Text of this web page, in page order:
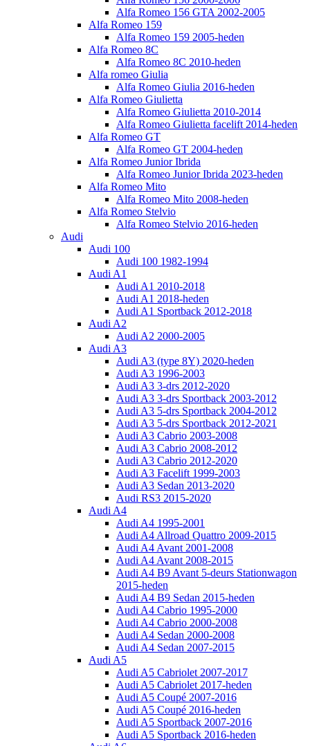
Alfa Romeo 156 GTA 2002-2005
Alfa Romeo 159
Alfa Romeo 159 2005-heden
Alfa Romeo 8C
Alfa Romeo 8C 2010-heden
Alfa romeo Giulia
Alfa Romeo Giulia 2016-heden
Alfa Romeo Giulietta
Alfa Romeo Giulietta 2010-2014
Alfa Romeo Giulietta facelift 2014-heden
Alfa Romeo GT
Alfa Romeo GT 2004-heden
Alfa Romeo Junior Ibrida
Alfa Romeo Junior Ibrida 2023-heden
Alfa Romeo Mito
Alfa Romeo Mito 2008-heden
Alfa Romeo Stelvio
Alfa Romeo Stelvio 2016-heden
Audi
Audi 100
Audi 100 1982-1994
Audi A1
Audi A1 2010-2018
Audi A1 2018-heden
Audi A1 Sportback 2012-2018
Audi A2
Audi A2 2000-2005
Audi A3
Audi A3 (type 8Y) 2020-heden
Audi A3 1996-2003
Audi A3 3-drs 2012-2020
Audi A3 3-drs Sportback 2003-2012
Audi A3 5-drs Sportback 2004-2012
Audi A3 5-drs Sportback 2012-2021
Audi A3 Cabrio 2003-2008
Audi A3 Cabrio 2008-2012
Audi A3 Cabrio 2012-2020
Audi A3 Facelift 1999-2003
Audi A3 Sedan 2013-2020
Audi RS3 2015-2020
Audi A4
Audi A4 1995-2001
Audi A4 Allroad Quattro 2009-2015
Audi A4 Avant 2001-2008
Audi A4 Avant 2008-2015
Audi A4 B9 Avant 5-deurs Stationwagon
2015-heden
Audi A4 B9 Sedan 2015-heden
Audi A4 Cabrio 1995-2000
Audi A4 Cabrio 2000-2008
Audi A4 Sedan 2000-2008
Audi A4 Sedan 2007-2015
Audi A5
Audi A5 Cabriolet 2007-2017
Audi A5 Cabriolet 2017-heden
Audi A5 Coupé 2007-2016
Audi A5 Coupé 2016-heden
Audi A5 Sportback 2007-2016
Audi A5 Sportback 2016-heden